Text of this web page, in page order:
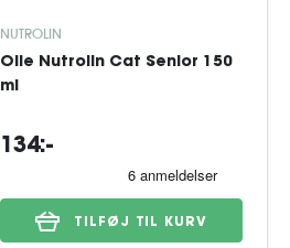
NUTROLIN
Olie Nutrolin Cat Senior 150
ml
134:-
TILFØJ TIL KURV